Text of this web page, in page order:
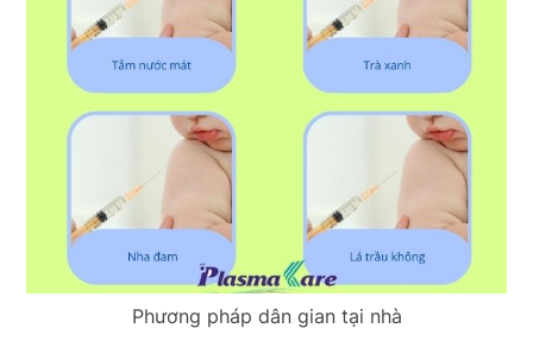
Phương pháp dân gian tại nhà